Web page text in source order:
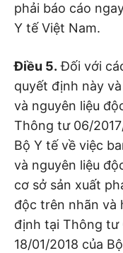
phải báo cáo
Y tế Việt Nam.
Điều 5. Đối với
quyết định này
và nguyên liệu
Thông tư 06/
Bộ Y tế về việc
và nguyên liệu
cơ sở sản xuất
độc trên nhãn và
định tại Thông tư
18/01/2018 của